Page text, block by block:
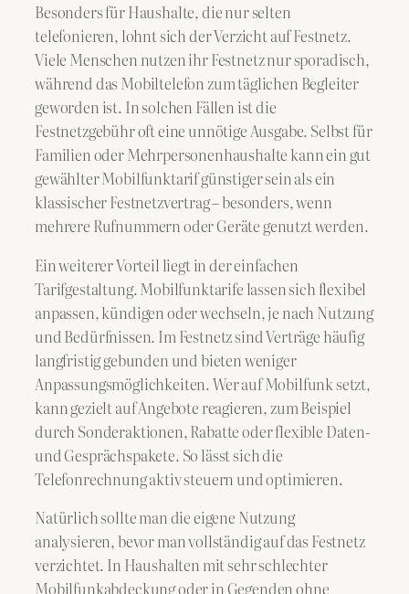
Besonders für Haushalte, die nur selten
telefonieren, lohnt sich der Verzicht auf Festnetz.
Viele Menschen nutzen ihr Festnetz nur sporadisch,
während das Mobiltelefon zum täglichen Begleiter
geworden ist. In solchen Fällen ist die
Festnetzgebühr oft eine unnötige Ausgabe. Selbst für
Familien oder Mehrpersonenhaushalte kann ein gut
gewählter Mobilfunktarif günstiger sein als ein
klassischer Festnetzvertrag – besonders, wenn
mehrere Rufnummern oder Geräte genutzt werden.
Ein weiterer Vorteil liegt in der einfachen
Tarifgestaltung. Mobilfunktarife lassen sich flexibel
anpassen, kündigen oder wechseln, je nach Nutzung
und Bedürfnissen. Im Festnetz sind Verträge häufig
langfristig gebunden und bieten weniger
Anpassungsmöglichkeiten. Wer auf Mobilfunk setzt,
kann gezielt auf Angebote reagieren, zum Beispiel
durch Sonderaktionen, Rabatte oder flexible Daten-
und Gesprächspakete. So lässt sich die
Telefonrechnung aktiv steuern und optimieren.
Natürlich sollte man die eigene Nutzung
analysieren, bevor man vollständig auf das Festnetz
verzichtet. In Haushalten mit sehr schlechter
Mobilfunkabdeckung oder in Gegenden ohne